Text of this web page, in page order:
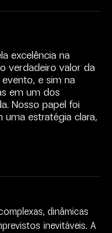
excelência na
o verdadeiro valor da
evento, e sim na
em um dos
Nosso papel foi
uma estratégia clara,
dinâmicas
inevitáveis. A